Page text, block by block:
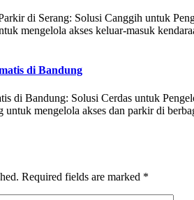
di Serang: Solusi Canggih untuk
mengelola akses keluar-masuk
di Bandung
di Bandung: Solusi Cerdas untuk
untuk mengelola akses dan parkir di
Required fields are marked *